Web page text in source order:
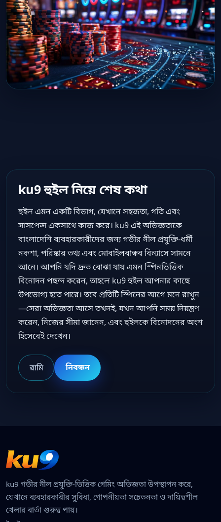
ku9 হুইল নিয়ে শেষ কথা
হুইল এমন একটি বিভাগ, যেখানে সহজতা, গতি এবং
সাসপেন্স একসাথে কাজ করে। ku9 এই অভিজ্ঞতাকে
বাংলাদেশি ব্যবহারকারীদের জন্য গভীর নীল প্রযুক্তি-ধর্মী
নকশা, পরিষ্কার তথ্য এবং মোবাইলবান্ধব বিন্যাসে সামনে
আনে। আপনি যদি দ্রুত বোঝা যায় এমন স্পিনভিত্তিক
বিনোদন পছন্দ করেন, তাহলে ku9 হুইল আপনার কাছে
উপভোগ্য হতে পারে। তবে প্রতিটি স্পিনের আগে মনে রাখুন
—সেরা অভিজ্ঞতা আসে তখনই, যখন আপনি সময় নিয়ন্ত্রণ
করেন, নিজের সীমা জানেন, এবং হুইলকে বিনোদনের অংশ
হিসেবেই দেখেন।
রামি নিবন্ধন
ku9 গভীর নীল প্রযুক্তি-ভিত্তিক গেমিং অভিজ্ঞতা উপস্থাপন করে,
যেখানে ব্যবহারকারীর সুবিধা, গোপনীয়তা সচেতনতা ও দায়িত্বশীল
খেলার বার্তা গুরুত্ব পায়।